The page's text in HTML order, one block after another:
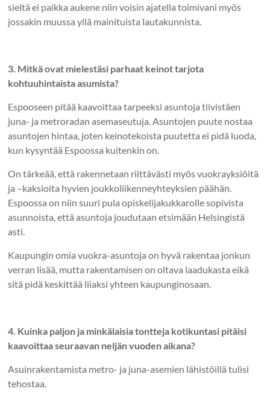
sieltä ei paikka aukene niin voisin ajatella toimivani myös
jossakin muussa yllä mainituista lautakunnista.
3. Mitkä ovat mielestäsi parhaat keinot tarjota
kohtuuhintaista asumista?
Espooseen pitää kaavoittaa tarpeeksi asuntoja tiivistäen
juna- ja metroradan asemaseutuja. Asuntojen puute nostaa
asuntojen hintaa, joten keinotekoista puutetta ei pidä luoda,
kun kysyntää Espoossa kuitenkin on.
On tärkeää, että rakennetaan riittävästi myös vuokrayksiöitä
ja –kaksioita hyvien joukkoliikenneyhteyksien päähän.
Espoossa on niin suuri pula opiskelijakukkarolle sopivista
asunnoista, että asuntoja joudutaan etsimään Helsingistä
asti.
Kaupungin omia vuokra-asuntoja on hyvä rakentaa jonkun
verran lisää, mutta rakentamisen on oltava laadukasta eikä
sitä pidä keskittää liiaksi yhteen kaupunginosaan.
4. Kuinka paljon ja minkälaisia tontteja kotikuntasi pitäisi
kaavoittaa seuraavan neljän vuoden aikana?
Asuinrakentamista metro- ja juna-asemien lähistöillä tulisi
tehostaa.